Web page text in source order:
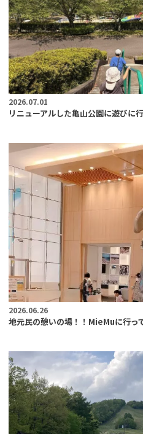
2026.07.01
リニューアルした亀山公園に遊びに
2026.06.26
地元民の憩いの場！！MieMuに行っ